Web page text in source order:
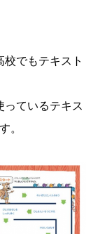
でもテキスト
っているテキス
。